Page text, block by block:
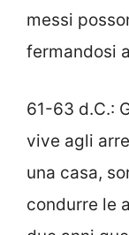
messi
fermandosi
61-63 d.C.:
vive agli
una casa,
condurre le